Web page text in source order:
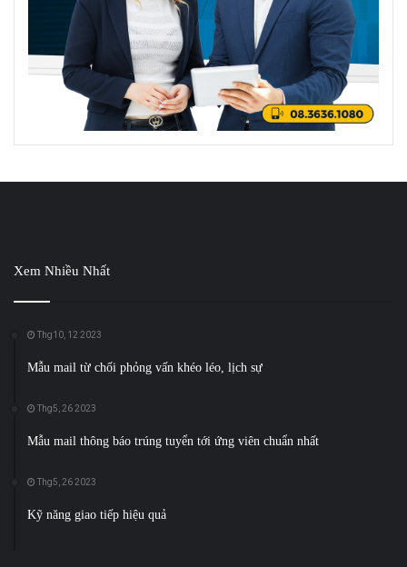
Xem Nhiều Nhất
Thg10, 12 2023
Mẫu mail từ chối phỏng vấn khéo léo, lịch sự
Thg5, 26 2023
Mẫu mail thông báo trúng tuyển tới ứng viên chuẩn nhất
Thg5, 26 2023
Kỹ năng giao tiếp hiệu quả